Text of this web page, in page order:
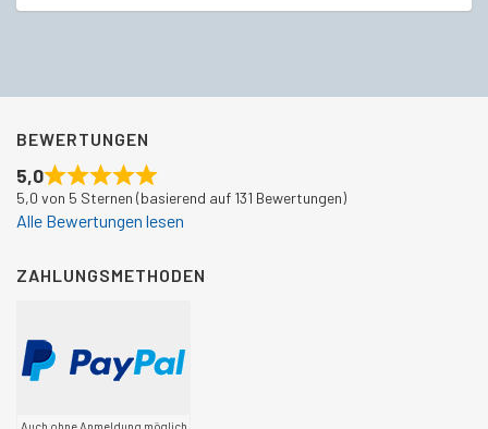
BEWERTUNGEN
5,0
5,0 von 5 Sternen (basierend auf 131 Bewertungen)
Alle Bewertungen lesen
ZAHLUNGSMETHODEN